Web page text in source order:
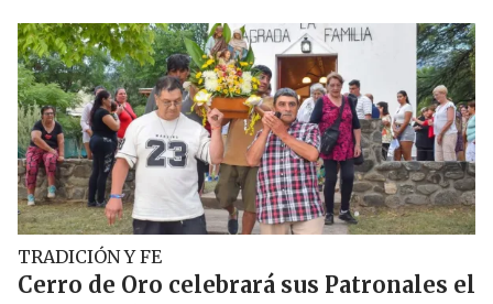
TRADICIÓN Y FE
Cerro de Oro celebrará sus Patronales el